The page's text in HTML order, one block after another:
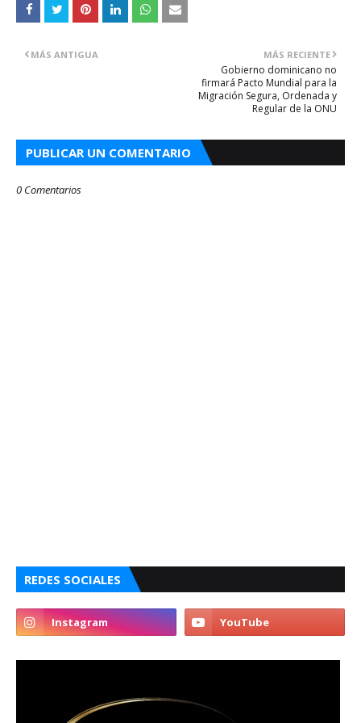
MÁS RECIENTE
Gobierno dominicano no
firmará Pacto Mundial para la
Migración Segura, Ordenada y
Regular de la ONU
MÁS ANTIGUA
PUBLICAR UN COMENTARIO
0 Comentarios
REDES SOCIALES